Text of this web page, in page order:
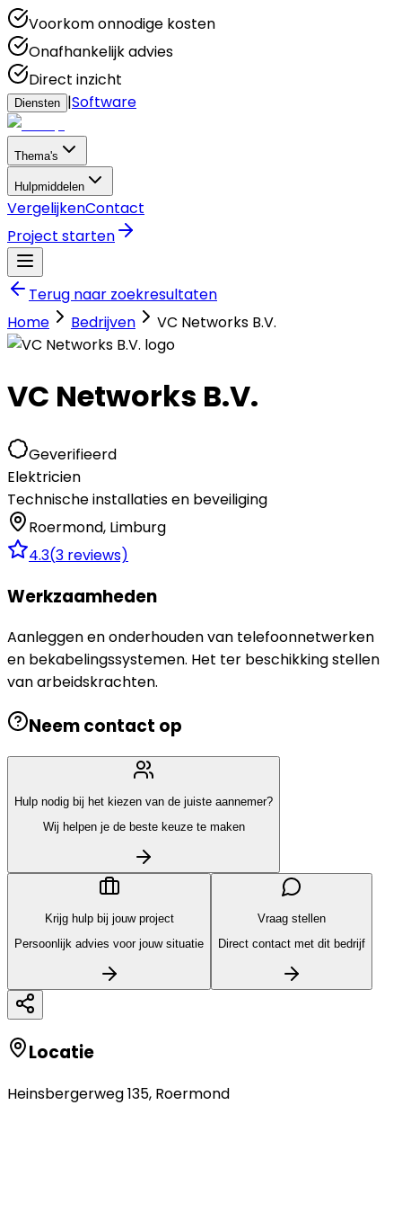
Voorkom onnodige kosten
Onafhankelijk advies
Direct inzicht
Diensten |Software
Thema's
Hulpmiddelen
VergelijkenContact
Project starten
Terug naar zoekresultaten
Home
Bedrijven VC Networks B.V.
VC Networks B.V.
Geverifieerd
Elektricien
Technische installaties en beveiliging
Roermond, Limburg
4.3(3 reviews)
Werkzaamheden
Aanleggen en onderhouden van telefoonnetwerken
en bekabelingssystemen. Het ter beschikking stellen
van arbeidskrachten.
Neem contact op
Hulp nodig bij het kiezen van de juiste aannemer?
Wij helpen je de beste keuze te maken
Krijg hulp bij jouw project
Persoonlijk advies voor jouw situatie
Vraag stellen
Direct contact met dit bedrijf
Locatie
Heinsbergerweg 135, Roermond